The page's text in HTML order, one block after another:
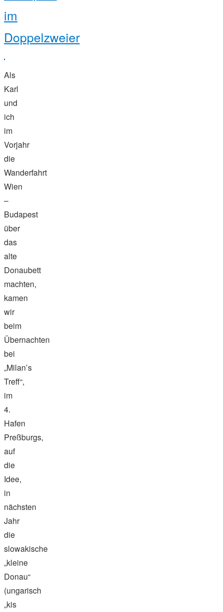
im
Doppelzweier
Als
Karl
und
ich
im
Vorjahr
die
Wanderfahrt
Wien
–
Budapest
über
das
alte
Donaubett
machten,
kamen
wir
beim
Übernachten
bei
„Milan’s
Treff“,
im
4.
Hafen
Preßburgs,
auf
die
Idee,
in
nächsten
Jahr
die
slowakische
„kleine
Donau“
(ungarisch
„kis